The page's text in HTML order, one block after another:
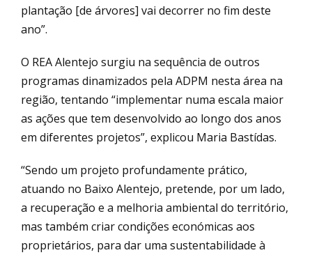
plantação [de árvores] vai decorrer no fim deste
ano”.
O REA Alentejo surgiu na sequência de outros
programas dinamizados pela ADPM nesta área na
região, tentando “implementar numa escala maior
as ações que tem desenvolvido ao longo dos anos
em diferentes projetos”, explicou Maria Bastídas.
“Sendo um projeto profundamente prático,
atuando no Baixo Alentejo, pretende, por um lado,
a recuperação e a melhoria ambiental do território,
mas também criar condições económicas aos
proprietários, para dar uma sustentabilidade à